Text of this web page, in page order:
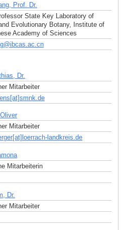
Prof. Dr.
State Key Laboratory of
Evolutionary Botany, Institute of
Academy of Sciences
@ibcas.ac cn
Dr.
Mitarbeiter
de
Mitarbeiter
landkreis.de
Mitarbeiterin
Dr.
Mitarbeiter